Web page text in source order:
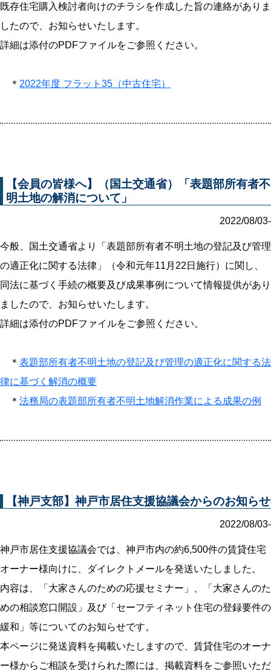
既存住宅購入検討者向けのチラシを作成した旨の連絡がありま
したので、お知らせいたします。
詳細は添付のPDFファイルをご参照ください。
＊ 2022年度 フラット35（中古住宅）
【会員の皆様へ】（国土交通省）「表題部所有者不
明土地の解消について」
2022/08/03-
今般、国土交通省より「表題部所有者不明土地の登記及び管理
の適正化に関する法律」（令和元年11月22日施行）に関し、
同法に基づく手続の概要及び成果事例について情報提供があり
ましたので、お知らせいたします。
詳細は添付のPDFファイルをご参照ください。
＊ 表題部所有者不明土地の登記及び管理の適正化に関する法
律に基づく解消の概要
＊ 法務局の表題部所有者不明土地解消作業による成果の例
【神戸支部】神戸市居住支援協議会からのお知らせ
2022/08/03-
神戸市居住支援協議会では、神戸市内の約6,500件の賃貸住宅
オーナー様向けに、ダイレクトメールを発送いたしました。
内容は、「大家さんのための応援セミナー」、「大家さんのた
めの相談窓口開設」及び「セーフティネット住宅の登録要件の
緩和」等についてのお知らせです。
本ページに発送資料を掲載いたしますので、賃貸住宅のオーナ
ー様からご相談を受けられた際には、掲載資料をご参照いただ